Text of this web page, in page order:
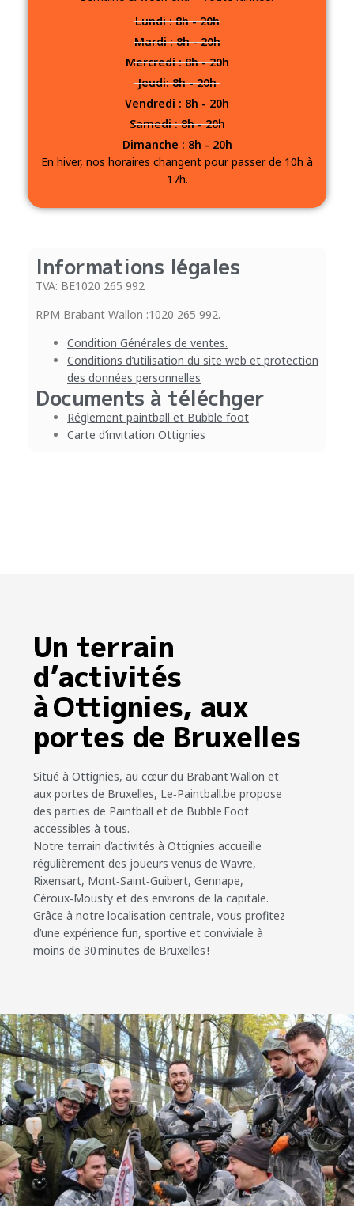
Lundi : 8h - 20h
Mardi : 8h - 20h
Mercredi : 8h - 20h
Jeudi: 8h - 20h
Vendredi : 8h - 20h
Samedi : 8h - 20h
Dimanche : 8h - 20h
En hiver, nos horaires changent pour passer de 10h à
17h.
Informations légales
TVA: BE1020 265 992
RPM Brabant Wallon :1020 265 992.
Condition Générales de ventes.
Conditions d’utilisation du site web et protection
des données personnelles
Documents à téléchger
Réglement paintball et Bubble foot
Carte d’invitation Ottignies
Un terrain
d’activités
à Ottignies, aux
portes de Bruxelles
Situé à Ottignies, au cœur du Brabant Wallon et
aux portes de Bruxelles, Le‑Paintball.be propose
des parties de Paintball et de Bubble Foot
accessibles à tous.
Notreterrain d’activités à Ottignies accueille
régulièrement des joueurs venus deWavre,
Rixensart, Mont‑Saint‑Guibert, Gennape,
Céroux‑Mousty et des environs de la capitale.
Grâce à notrelocalisation centrale, vous profitez
d’une expérience fun, sportive et conviviale à
moins de 30 minutes de Bruxelles!